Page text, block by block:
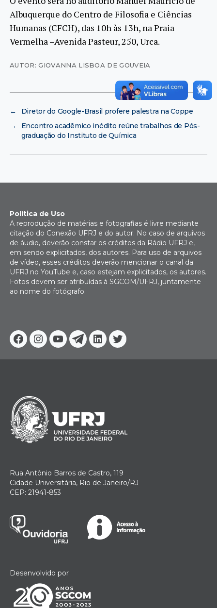
Albuquerque do Centro de Filosofia e Ciências
Humanas (CFCH), das 10h às 13h, na Praia
Vermelha –Avenida Pasteur, 250, Urca.
AUTOR: GIOVANNA LISBOA DE GOUVEIA
←
Diretor do Google-Brasil profere palestra na Coppe
→
Encontro acadêmico inédito reúne trabalhos de Pós-
graduação do Instituto de Química
Facebook
Instagram
YoutubeTelegram
Linkedin
Twitter
Política de Uso
A reprodução de matérias e fotografias é livre mediante
citação do Conexão UFRJ e do autor. No caso de arquivos
de áudio, deverão constar os créditos da Rádio UFRJ e,
em sendo explicitados, dos autores. Para uso de arquivos
de vídeo, esses créditos deverão mencionar o canal da
UFRJ no YouTube e, caso estejam explicitados, os autores.
Fotos devem ser atribuídas à SGCOM/UFRJ, juntamente
ao nome do fotógrafo.
Rua Antônio Barros de Castro, 119
Cidade Universitária, Rio de Janeiro/RJ
CEP: 21941-853
Desenvolvido por